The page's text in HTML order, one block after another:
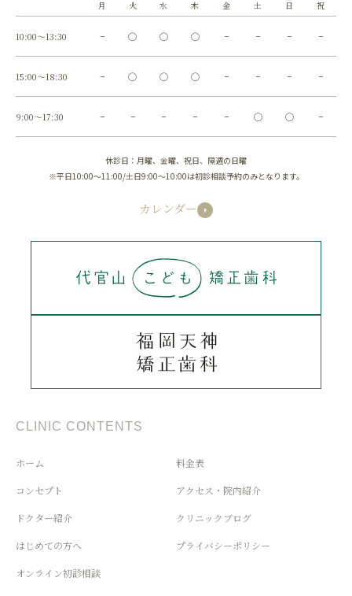
月 火 水 木 金 土 日 祝
10:00～13:30 − ◯ ◯ ◯ − − − −
15:00～18:30 − ◯ ◯ ◯ − − − −
9:00～17:30 − − − − − ◯ ◯ −
休診日：月曜、金曜、祝日、隔週の日曜
※平日10:00～11:00/土日9:00～10:00は初診相談予約のみとなります。
カレンダー
CLINIC CONTENTS
ホーム
コンセプト
ドクター紹介
はじめての方へ
オンライン初診相談
料金表
アクセス・院内紹介
クリニックブログ
プライバシーポリシー